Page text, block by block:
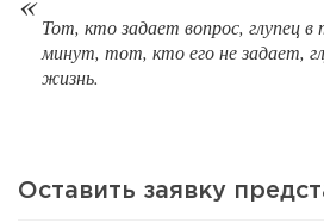
Тот, кто задает вопрос, глупец в
минут, тот, кто его не задает,
жизнь.
Оставить заявку